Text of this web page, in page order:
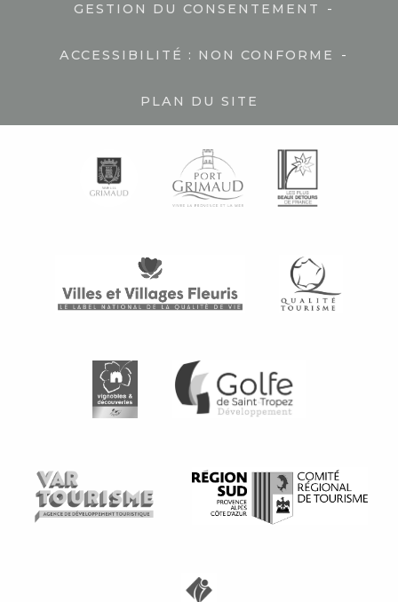
GESTION DU CONSENTEMENT -
ACCESSIBILITÉ : NON CONFORME -
PLAN DU SITE